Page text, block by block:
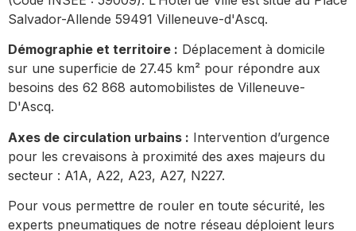
Salvador-Allende 59491 Villeneuve-d'Ascq.
Démographie et territoire : Déplacement à domicile
sur une superficie de 27.45 km² pour répondre aux
besoins des 62 868 automobilistes de Villeneuve-
D'Ascq.
Axes de circulation urbains : Intervention d’urgence
pour les crevaisons à proximité des axes majeurs du
secteur : A1A, A22, A23, A27, N227.
Pour vous permettre de rouler en toute sécurité, les
experts pneumatiques de notre réseau déploient leurs